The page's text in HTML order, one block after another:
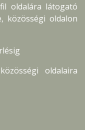
oldalára látogató
közösségi oldalon
oldalaira